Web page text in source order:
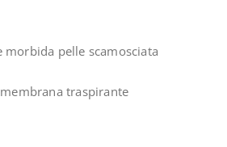
pelle scamosciata
traspirante